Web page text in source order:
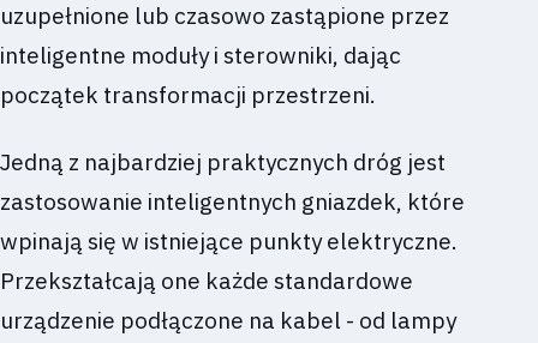
uzupełnione lub czasowo zastąpione przez
inteligentne moduły i sterowniki, dając
początek transformacji przestrzeni.
Jedną z najbardziej praktycznych dróg jest
zastosowanie inteligentnych gniazdek, które
wpinają się w istniejące punkty elektryczne.
Przekształcają one każde standardowe
urządzenie podłączone na kabel - od lampy